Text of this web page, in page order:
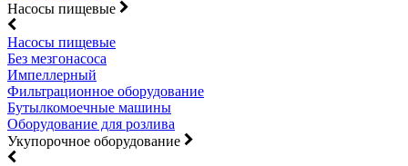
Насосы пищевые
Насосы пищевые
Без мезгонасоса
Импеллерный
Фильтрационное оборудование
Бутылкомоечные машины
Оборудование для розлива
Укупорочное оборудование